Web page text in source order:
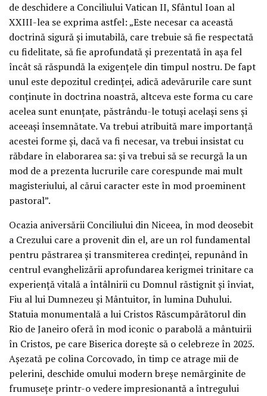
de deschidere a Conciliului Vatican II, Sfântul Ioan al
XXIII-lea se exprima astfel: „Este necesar ca această
doctrină sigură și imutabilă, care trebuie să fie respectată
cu fidelitate, să fie aprofundată și prezentată în așa fel
încât să răspundă la exigențele din timpul nostru. De fapt
unul este depozitul credinței, adică adevărurile care sunt
conținute în doctrina noastră, altceva este forma cu care
acelea sunt enunțate, păstrându-le totuși același sens și
aceeași însemnătate. Va trebui atribuită mare importanță
acestei forme și, dacă va fi necesar, va trebui insistat cu
răbdare în elaborarea sa: și va trebui să se recurgă la un
mod de a prezenta lucrurile care corespunde mai mult
magisteriului, al cărui caracter este în mod proeminent
pastoral”.
Ocazia aniversării Conciliului din Niceea, în mod deosebit
a Crezului care a provenit din el, are un rol fundamental
pentru păstrarea și transmiterea credinței, repunând în
centrul evanghelizării aprofundarea kerigmei trinitare ca
experiență vitală a întâlnirii cu Domnul răstignit și înviat,
Fiu al lui Dumnezeu și Mântuitor, în lumina Duhului.
Statuia monumentală a lui Cristos Răscumpărătorul din
Rio de Janeiro oferă în mod iconic o parabolă a mântuirii
în Cristos, pe care Biserica dorește să o celebreze în 2025.
Așezată pe colina Corcovado, în timp ce atrage mii de
pelerini, deschide omului modern breșe nemărginite de
frumusețe printr-o vedere impresionantă a întregului